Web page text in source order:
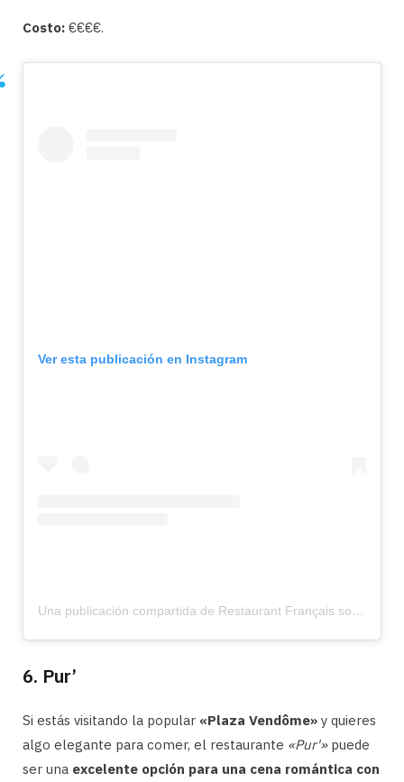
Costo: €€€€.
Ver esta publicación en Instagram
Una publicación compartida de Restaurant Français sous la Tour Eiffel (@francette_restaurant)
6. Pur’
Si estás visitando la popular «Plaza Vendôme» y quieres
algo elegante para comer, el restaurante «Pur'»puede
ser una excelente opción para una cena romántica con